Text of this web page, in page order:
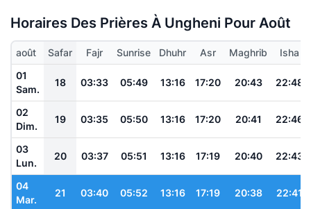
Horaires Des Prières À Ungheni Pour Août
août Safar Fajr Sunrise Dhuhr Asr Maghrib
Isha
01
Sam.
18 03:33 05:49 13:16 17:20 20:43 22:48
02
Dim.
19 03:35 05:50 13:16 17:20 20:41 22:46
03
Lun.
20 03:37 05:51 13:16 17:19 20:40 22:43
04
Mar.
21 03:40 05:52 13:16 17:19 20:38 22:41